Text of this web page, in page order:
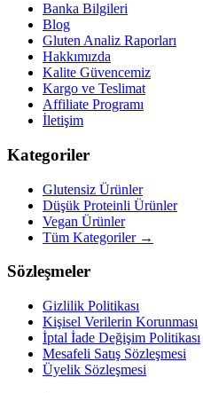
Banka Bilgileri
Blog
Gluten Analiz Raporları
Hakkımızda
Kalite Güvencemiz
Kargo ve Teslimat
Affiliate Programı
İletişim
Kategoriler
Glutensiz Ürünler
Düşük Proteinli Ürünler
Vegan Ürünler
Tüm Kategoriler →
Sözleşmeler
Gizlilik Politikası
Kişisel Verilerin Korunması
İptal İade Değişim Politikası
Mesafeli Satış Sözleşmesi
Üyelik Sözleşmesi